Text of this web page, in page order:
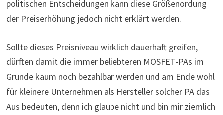
politischen Entscheidungen kann diese Größenordung
der Preiserhöhung jedoch nicht erklärt werden.
Sollte dieses Preisniveau wirklich dauerhaft greifen,
dürften damit die immer beliebteren MOSFET-PAs im
Grunde kaum noch bezahlbar werden und am Ende wohl
für kleinere Unternehmen als Hersteller solcher PA das
Aus bedeuten, denn ich glaube nicht und bin mir ziemlich